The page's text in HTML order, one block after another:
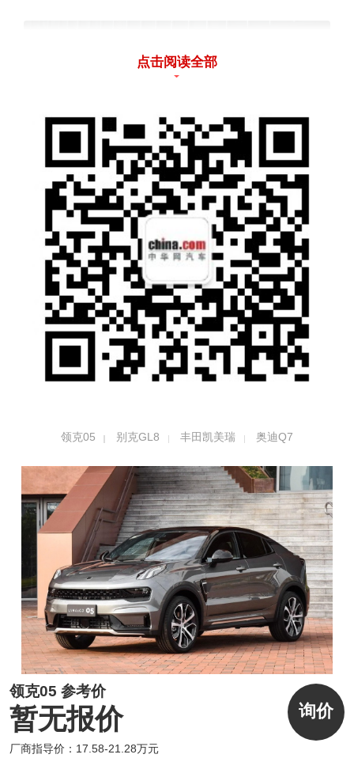
在内饰方面，领克05采用全新设计语言，构建
以驾驶者为中心的都市感官座舱。空调出风口
采用贯穿式设计，层次感丰富。中控台向驾驶
者倾斜，有效减轻驾驶者视觉压力，增加车内
的横向视觉宽度。30道复杂工艺量身定制的进
K正绒面革等高端材质的运用，给予驾驶者视
觉和触觉的豪华享受。同时，领克05独有的无
极流光氛围灯遍布于车内20处，可调节超过16
00万色，并支持多元化光效联动，营造个性鲜
明的轻奢氛围。
领克05全系标配双12+英寸全液晶仪表和中控
点击阅读全部
领克05 别克GL8 丰田凯美瑞 奥迪Q7
领克05 参考价
暂无报价
厂商指导价：17.58-21.28万元
询价